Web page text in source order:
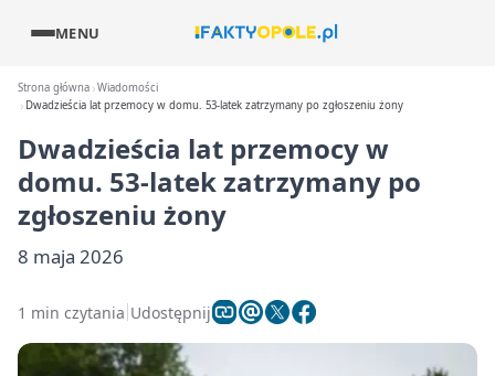
MENU
Strona główna Wiadomości
Dwadzieścia lat przemocy w domu. 53-latek zatrzymany po zgłoszeniu żony
Dwadzieścia lat przemocy w
domu. 53-latek zatrzymany po
zgłoszeniu żony
8 maja 2026
1 min czytania Udostępnij